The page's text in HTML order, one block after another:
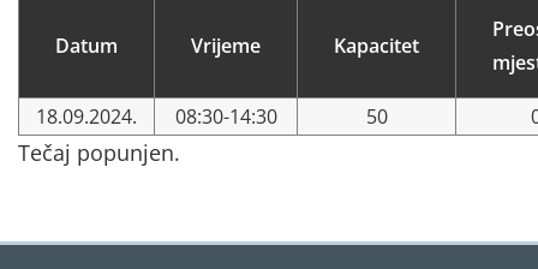
Datum Vrijeme Kapacitet
18.09.2024. 08:30-14:30 50
Tečaj popunjen.